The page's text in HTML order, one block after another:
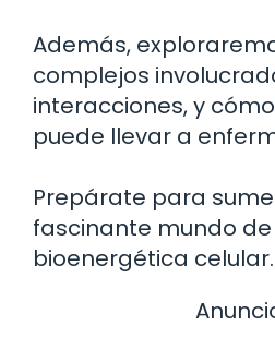
Además,
complejos
interacciones, y
puede llevar a
Prepárate para
fascinante mundo de
bioenergética celular.